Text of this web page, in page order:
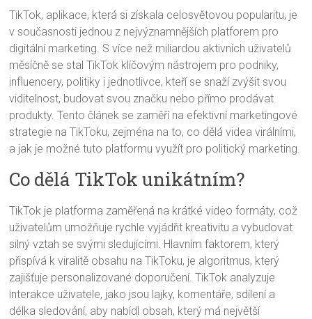
TikTok, aplikace, která si získala celosvětovou popularitu, je
v současnosti jednou z nejvýznamnějších platforem pro
digitální marketing. S více než miliardou aktivních uživatelů
měsíčně se stal TikTok klíčovým nástrojem pro podniky,
influencery, politiky i jednotlivce, kteří se snaží zvýšit svou
viditelnost, budovat svou značku nebo přímo prodávat
produkty. Tento článek se zaměří na efektivní marketingové
strategie na TikToku, zejména na to, co dělá videa virálními,
a jak je možné tuto platformu využít pro politický marketing.
Co dělá TikTok unikátním?
TikTok je platforma zaměřená na krátké video formáty, což
uživatelům umožňuje rychle vyjádřit kreativitu a vybudovat
silný vztah se svými sledujícími. Hlavním faktorem, který
přispívá k viralitě obsahu na TikToku, je algoritmus, který
zajišťuje personalizované doporučení. TikTok analyzuje
interakce uživatele, jako jsou lajky, komentáře, sdílení a
délka sledování, aby nabídl obsah, který má největší